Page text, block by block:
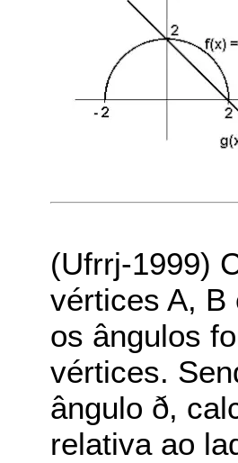
(Ufrrj-1999)
vértices A, B
os ângulos
vértices.
ângulo ð,
relativa ao